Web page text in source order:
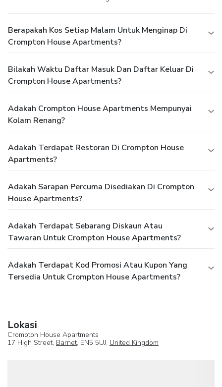
Berapakah Kos Setiap Malam Untuk Menginap Di
Crompton House Apartments?
Bilakah Waktu Daftar Masuk Dan Daftar Keluar Di
Crompton House Apartments?
Adakah Crompton House Apartments Mempunyai
Kolam Renang?
Adakah Terdapat Restoran Di Crompton House
Apartments?
Adakah Sarapan Percuma Disediakan Di Crompton
House Apartments?
Adakah Terdapat Sebarang Diskaun Atau
Tawaran Untuk Crompton House Apartments?
Adakah Terdapat Kod Promosi Atau Kupon Yang
Tersedia Untuk Crompton House Apartments?
Lokasi
Crompton House Apartments
17 High Street, Barnet, EN5 5UJ, United Kingdom